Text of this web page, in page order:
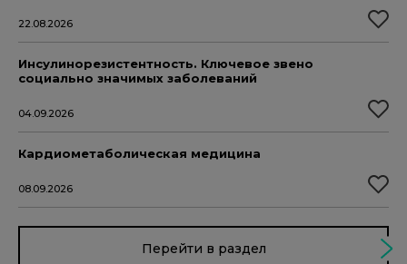
22.08.2026
Инсулинорезистентность. Ключевое звено
социально значимых заболеваний
04.09.2026
Кардиометаболическая медицина
08.09.2026
Перейти в раздел